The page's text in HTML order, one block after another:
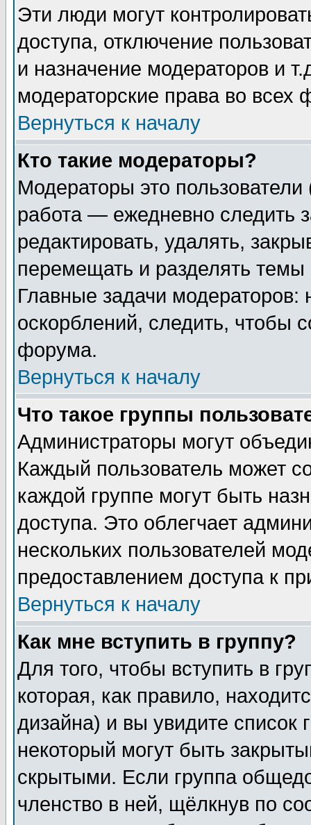
Эти люди могут
доступа, отключение
и назначение модераторов и
модераторские права во всех
Вернуться к началу
Кто такие модераторы?
Модераторы это
работа — ежедневно следить
редактировать, удалять,
перемещать и разделять
Главные задачи
оскорблений, следить, чтобы
форума.
Вернуться к началу
Что такое группы
Администраторы могут
Каждый пользователь может
каждой группе могут быть
доступа. Это облегчает
нескольких пользователей
предоставлением доступа к
Вернуться к началу
Как мне вступить в группу?
Для того, чтобы вступить в
которая, как правило,
дизайна) и вы увидите список
некоторый могут быть
скрытыми. Если группа
членство в ней, щёлкнув по